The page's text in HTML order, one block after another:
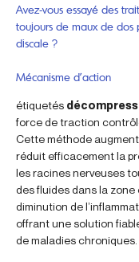
Avez-vous essayé des
toujours de maux de dos
discale ?
Mécanisme d’action
étiquetés
force de traction
Cette méthode
réduit efficacement la
les racines nerveuses
des fluides dans la
diminution de
offrant une solution
de maladies chroniques.